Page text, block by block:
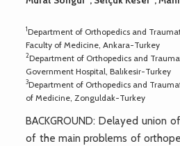
1Department of Orthopedics and
Faculty of Medicine, Ankara-Turkey
2Department of Orthopedics and
Government Hospital, Balıkesir-Turkey
3Department of Orthopedics and
of Medicine, Zonguldak-Turkey
BACKGROUND: Delayed union
of the main problems of